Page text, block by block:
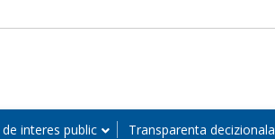
interes public Transparenta decizionala